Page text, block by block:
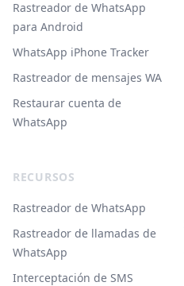
Rastreador de WhatsApp
para Android
WhatsApp iPhone Tracker
Rastreador de mensajes WA
Restaurar cuenta de
WhatsApp
RECURSOS
Rastreador de WhatsApp
Rastreador de llamadas de
WhatsApp
Interceptación de SMS